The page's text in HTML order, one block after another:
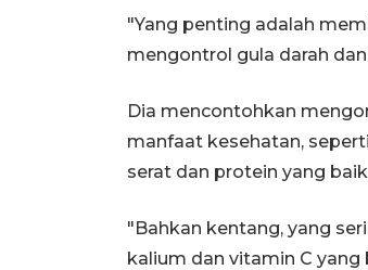
"Yang penting adalah
mengontrol gula darah
Dia mencontohkan
manfaat kesehatan,
serat dan protein yang
"Bahkan kentang, yang
kalium dan vitamin C yang